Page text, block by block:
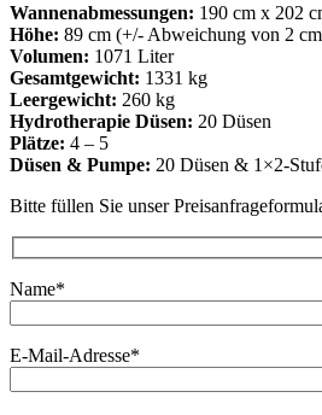
Wannenabmessungen: 190 cm x 202
Höhe: 89 cm (+/- Abweichung von 2
Volumen: 1071 Liter
Gesamtgewicht: 1331 kg
Leergewicht: 260 kg
Hydrotherapie Düsen: 20 Düsen
Plätze: 4 – 5
Düsen & Pumpe: 20 Düsen & 1×2-
Bitte füllen Sie unser
Name*
E-Mail-Adresse*